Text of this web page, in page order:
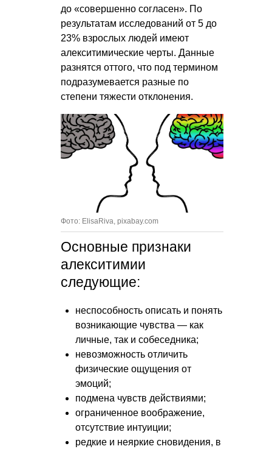
до «совершенно согласен». По
результатам исследований от 5 до
23% взрослых людей имеют
алекситимические черты. Данные
разнятся оттого, что под термином
подразумевается разные по
степени тяжести отклонения.
Фото: ElisaRiva, pixabay.com
Основные признаки
алекситимии
следующие:
неспособность описать и понять
возникающие чувства — как
личные, так и собеседника;
невозможность отличить
физические ощущения от
эмоций;
подмена чувств действиями;
ограниченное воображение,
отсутствие интуиции;
редкие и неяркие сновидения, в